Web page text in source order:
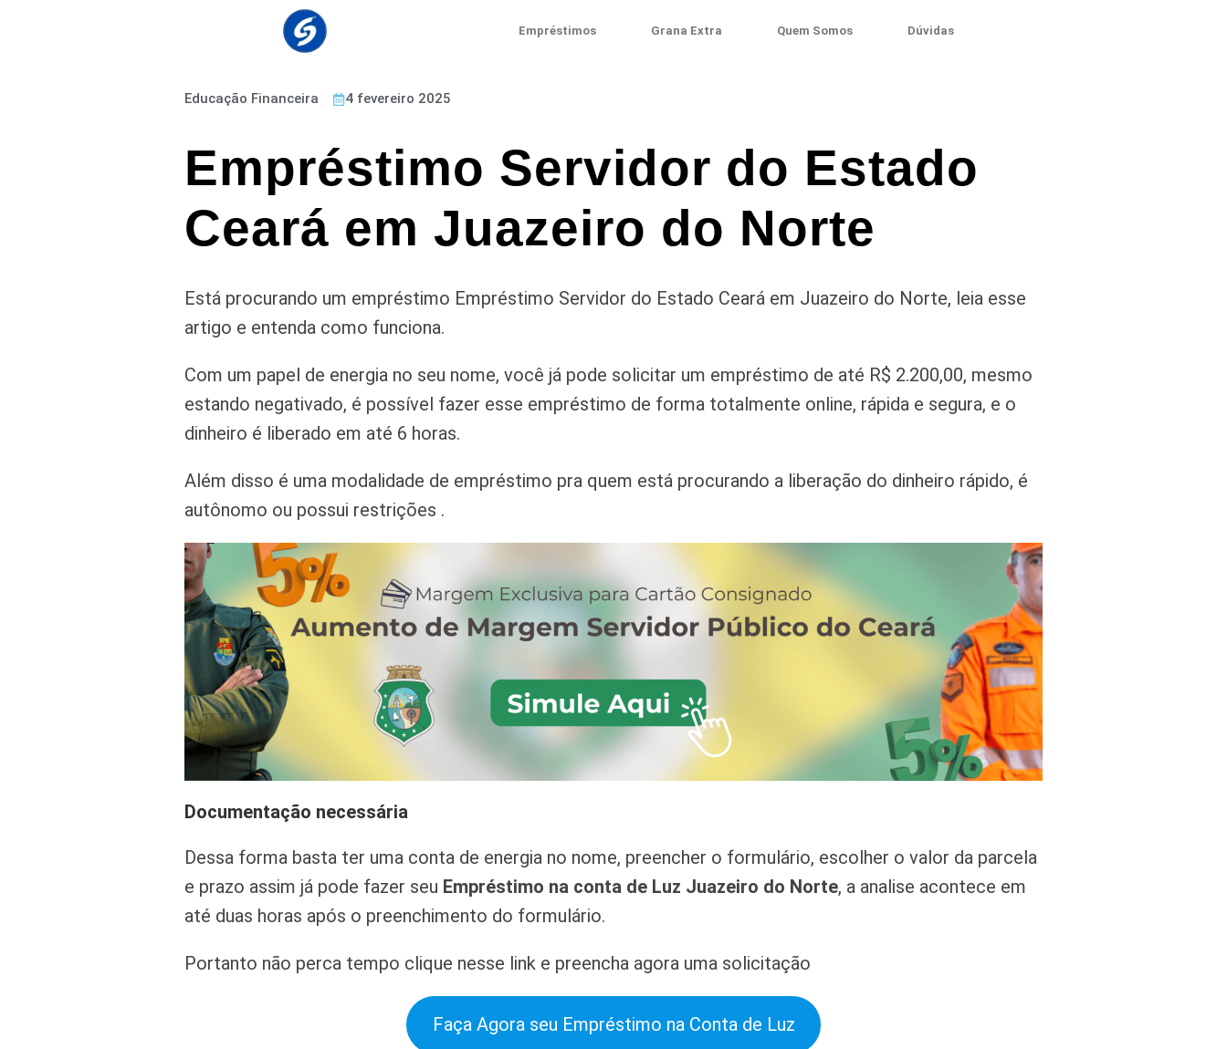
Empréstimos Grana Extra Quem Somos Dúvidas
Educação Financeira 4 fevereiro 2025
Empréstimo Servidor do Estado
Ceará em Juazeiro do Norte
Está procurando um empréstimo Empréstimo Servidor do Estado Ceará em Juazeiro do Norte, leia esse
artigo e entenda como funciona.
Com um papel de energia no seu nome, você já pode solicitar um empréstimo de até R$ 2.200,00, mesmo
estando negativado, é possível fazer esse empréstimo de forma totalmente online, rápida e segura, e o
dinheiro é liberado em até 6 horas.
Além disso é uma modalidade de empréstimo pra quem está procurando a liberação do dinheiro rápido, é
autônomo ou possui restrições .
Documentação necessária
Dessa forma basta ter uma conta de energia no nome, preencher o formulário, escolher o valor da parcela
e prazo assim já pode fazer seu Empréstimo na conta de Luz Juazeiro do Norte, a analise acontece em
até duas horas após o preenchimento do formulário.
Portanto não perca tempo clique nesse link e preencha agora uma solicitação
Faça Agora seu Empréstimo na Conta de Luz